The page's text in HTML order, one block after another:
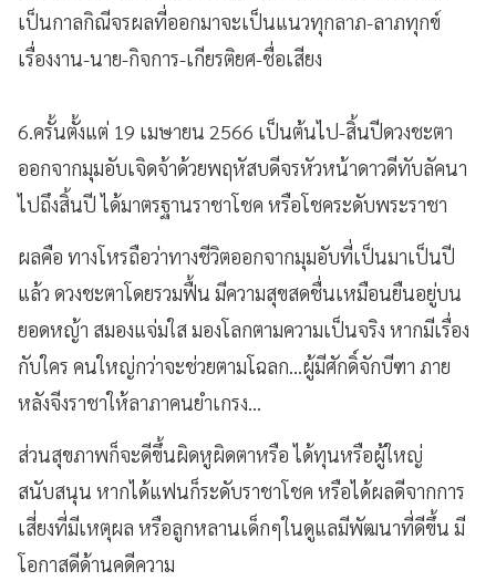
เป็นกาลกิณีจรผลที่ออกมาจะเป็นแนวทุกลาภ-ลาภทุกข์
เรื่องงาน-นาย-กิจการ-เกียรติยศ-ชื่อเสียง
6.ครั้นตั้งแต่ 19 เมษายน 2566 เป็นต้นไป-สิ้นปีดวงชะตา
ออกจากมุมอับเจิดจ้าด้วยพฤหัสบดีจรหัวหน้าดาวดีทับลัคนา
ไปถึงสิ้นปี ได้มาตรฐานราชาโชค หรือโชคระดับพระราชา
ผลคือ ทางโหรถือว่าทางชีวิตออกจากมุมอับที่เป็นมาเป็นปี
แล้ว ดวงชะตาโดยรวมฟื้น มีความสุขสดชื่นเหมือนยืนอยู่บน
ยอดหญ้า สมองแจ่มใส มองโลกตามความเป็นจริง หากมีเรื่อง
กับใคร คนใหญ่กว่าจะช่วยตามโฉลก…ผู้มีศักดิ์จักบีฑา ภาย
หลังจีงราชาให้ลาภาคนยำเกรง…
ส่วนสุขภาพก็จะดีขึ้นผิดหูผิดตาหรือ ได้ทุนหรือผู้ใหญ่
สนับสนุน หากได้แฟนก็ระดับราชาโชค หรือได้ผลดีจากการ
เสี่ยงที่มีเหตุผล หรือลูกหลานเด็กๆในดูแลมีพัฒนาที่ดีขึ้น มี
โอกาสดีด้านคดีความ